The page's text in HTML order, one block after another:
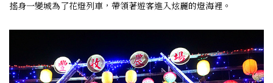
搖身一變城為了花燈列車，帶領著遊客進入炫麗的燈海裡。